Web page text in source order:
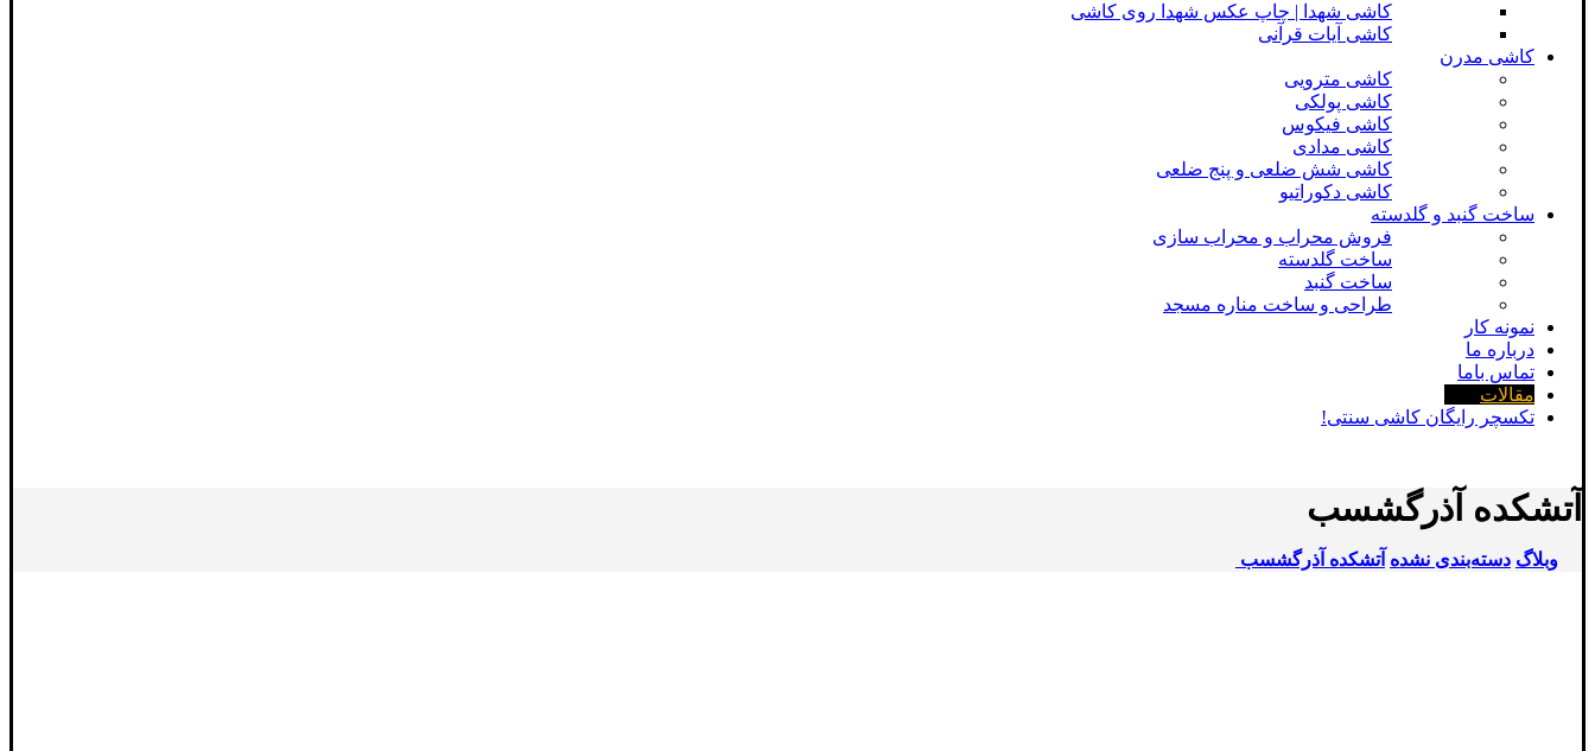
کاشی شهدا | چاپ عکس شهدا روی کاشی
کاشی آیات قرآنی
کاشی مدرن
کاشی مترویی
کاشی پولکی
کاشی فیکوس
کاشی مدادی
کاشی شش ضلعی و پنج ضلعی
کاشی دکوراتیو
ساخت گنبد و گلدسته
فروش محراب و محراب سازی
ساخت گلدسته
ساخت گنبد
طراحی و ساخت مناره مسجد
نمونه کار
درباره ما
تماس باما
مقالات
تکسچر رایگان کاشی سنتی!
آتشکده آذرگشسب
وبلاگ دسته‌بندی نشده آتشکده آذرگشسب